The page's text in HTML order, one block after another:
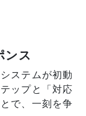
ンス
ステムが初動
ップと「対応
で、一刻を争